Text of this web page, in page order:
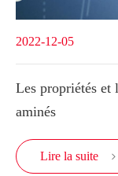
2022-12-05
Les propriétés et
aminés
Lire la suite 